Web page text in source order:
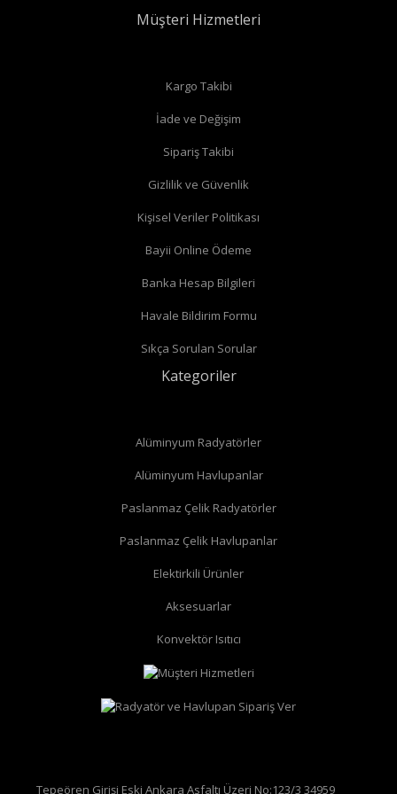
Düz radyatör vanalarında
düz radyatör vanası
köşe radyatör vanası
Müşteri Hizmetleri
Kargo Takibi
İade ve Değişim
Sipariş Takibi
Gizlilik ve Güvenlik
Kişisel Veriler Politikası
Bayii Online Ödeme
Banka Hesap Bilgileri
Havale Bildirim Formu
Sıkça Sorulan Sorular
Kategoriler
Alüminyum Radyatörler
Alüminyum Havlupanlar
Paslanmaz Çelik Radyatörler
Paslanmaz Çelik Havlupanlar
Elektirkili Ürünler
Aksesuarlar
Konvektör Isıtıcı
Tepeören Girişi Eski Ankara Asfaltı Üzeri No:123/3 34959